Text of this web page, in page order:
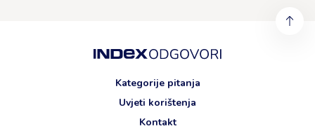
Kategorije pitanja
Uvjeti korištenja
Kontakt